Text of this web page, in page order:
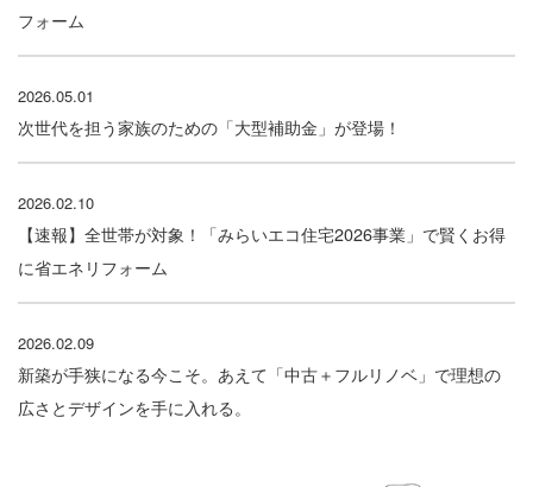
フォーム
2026.05.01
次世代を担う家族のための「大型補助金」が登場！
2026.02.10
【速報】全世帯が対象！「みらいエコ住宅2026事業」で賢くお得
に省エネリフォーム
2026.02.09
新築が手狭になる今こそ。あえて「中古＋フルリノベ」で理想の
広さとデザインを手に入れる。